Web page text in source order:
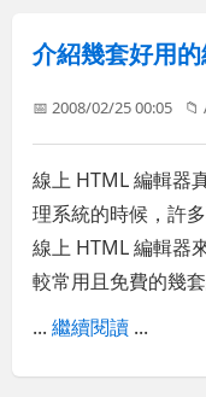
介紹幾套好用
📅 2008/02/25 00:05 📁
線上 HTML 編輯器
理系統的時候，許
線上 HTML 編輯器
較常用且免費的幾
...繼續閱讀 ...